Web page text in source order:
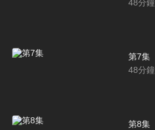
48分鐘
第7集
48分鐘
第8集